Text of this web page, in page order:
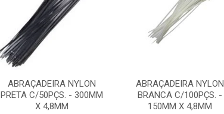
ABRAÇADEIRA NYLON
PRETA C/50PÇS. - 300MM
X 4,8MM
ABRAÇADEIRA NYLON
BRANCA C/100PÇS. -
150MM X 4,8MM